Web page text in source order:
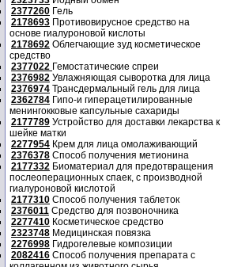
2377260 Гель
2178693 Противовирусное средство на
основе гиалуроновой кислоты
2178692 Облегчающие зуд косметическое
средство
2377022 Гемостатические спреи
2376982 Увлажняющая сыворотка для лица
2376974 Трансдермальный гель для лица
2362784 Гипо-и гиперацетилированные
менингокковые капсульные сахариды
2177789 Устройство для доставки лекарства к
шейке матки
2277954 Крем для лица омолаживающий
2376378 Способ получения метионина
2177332 Биоматериал для предотвращения
послеоперационных спаек, с производной
гиалуроновой кислотой
2177310 Способ получения таблеток
2376011 Средство для позвоночника
2277410 Косметическое средство
2323748 Медицинская повязка
2276998 Гидрогелевые композиции
2082416 Способ получения препарата с